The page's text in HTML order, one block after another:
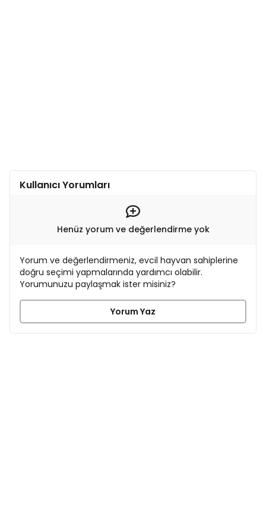
Kullanıcı Yorumları
Henüz yorum ve değerlendirme yok
Yorum ve değerlendirmeniz, evcil hayvan sahiplerine
doğru seçimi yapmalarında yardımcı olabilir.
Yorumunuzu paylaşmak ister misiniz?
Yorum Yaz